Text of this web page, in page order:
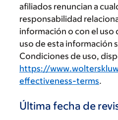
afiliados renuncian a
responsabilidad
información o con el uso
uso de esta información
Condiciones de uso,
https://
effectiveness-terms.
Última fecha de